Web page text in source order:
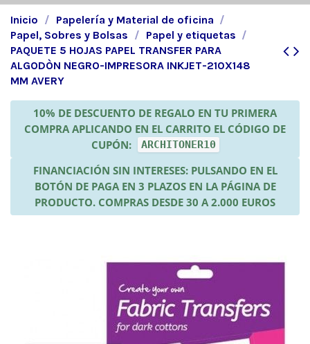
Inicio
Papelería y Material de oficina
Papel, Sobres y Bolsas
Papel y etiquetas
PAQUETE 5 HOJAS PAPEL TRANSFER PARA
ALGODÒN NEGRO-IMPRESORA INKJET-210X148
MM AVERY
10% DE DESCUENTO DE REGALO EN TU PRIMERA
COMPRA APLICANDO EN EL CARRITO EL CÓDIGO DE
CUPÓN:
ARCHITONER10
FINANCIACIÓN SIN INTERESES: PULSANDO EN EL
BOTÓN DE PAGA EN 3 PLAZOS EN LA PÁGINA DE
PRODUCTO. COMPRAS DESDE 30 A 2.000 EUROS